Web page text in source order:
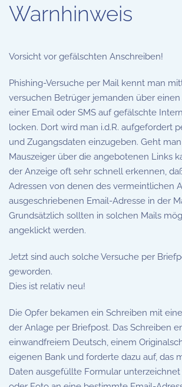
Warnhinweis
Vorsicht vor gefälschten Anschreiben!
Phishing-Versuche per Mail kennt man
versuchen Betrüger jemanden über
einer Email oder SMS auf gefälschte
locken. Dort wird man i.d.R. aufgefordert
und Zugangsdaten einzugeben. Geht
Mauszeiger über die angebotenen Links
der Anzeige oft sehr schnell erkennen,
Adressen von denen des vermeintlichen
ausgeschriebenen Email-Adresse in der
Grundsätzlich sollten in solchen Mails
angeklickt werden.
Jetzt sind auch solche Versuche per
geworden.
Dies ist relativ neu!
Die Opfer bekamen ein Schreiben mit
der Anlage per Briefpost. Das Schreiben
einwandfreiem Deutsch, einem
eigenen Bank und forderte dazu auf, das
Daten ausgefüllte Formular